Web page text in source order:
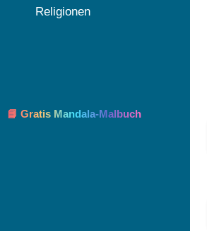
Religionen
📘 Gratis Mandala-Malbuch